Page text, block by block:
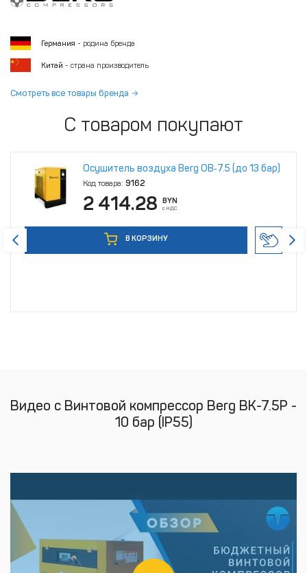
Германия - родина бренда
Китай - страна производитель
Смотреть все товары бренда
С товаром покупают
Осушитель воздуха Berg ОВ‑7.5 (до 13 бар)
Код товара: 9162
2 414.28 BYN
с НДС
В КОРЗИНУ
Видео с Винтовой компрессор Berg ВК-7.5Р -
10 бар (IP55)